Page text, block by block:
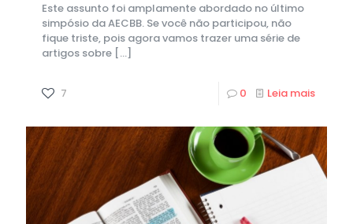
Este assunto foi amplamente abordado no último
simpósio da AECBB. Se você não participou, não
fique triste, pois agora vamos trazer uma série de
artigos sobre […]
7 0 Leia mais